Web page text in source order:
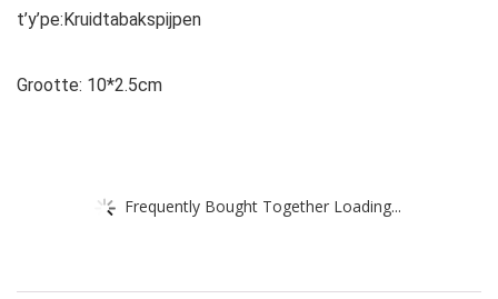
t’y’pe:Kruidtabakspijpen
Grootte: 10*2.5cm
Frequently Bought Together Loading...